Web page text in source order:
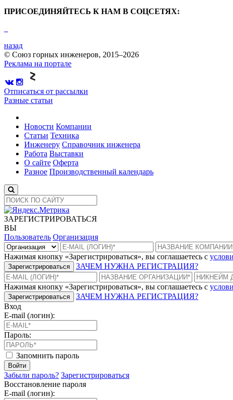
ПРИСОЕДИНЯЙТЕСЬ К НАМ В СОЦСЕТЯХ:
назад
© Союз горных инженеров, 2015–2026
Реклама на портале
Отписаться от рассылки
Разные статьи
Новости Компании
Статьи Техника
Инженеру Справочник инженера
Работа Выставки
О сайте Оферта
Разное Производственный календарь
ЗАРЕГИСТРИРОВАТЬСЯ
ВЫ
Пользователь Организация
Нажимая кнопку «Зарегистрироваться», вы соглашаетесь с
Зарегистрироваться ЗАЧЕМ НУЖНА РЕГИСТРАЦИЯ?
Нажимая кнопку «Зарегистрироваться», вы соглашаетесь с
Зарегистрироваться
ЗАЧЕМ НУЖНА РЕГИСТРАЦИЯ?
Вход
E-mail (логин):
Пароль:
Запомнить пароль
Войти
Забыли пароль? Зарегистрироваться
Восстановление пароля
E-mail (логин):